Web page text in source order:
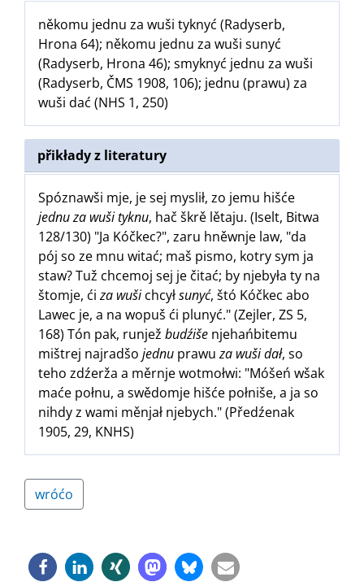
někomu jednu za wuši tyknyć (Radyserb,
Hrona 64); někomu jednu za wuši sunyć
(Radyserb, Hrona 46); smyknyć jednu za wuši
(Radyserb, ČMS 1908, 106); jednu (prawu) za
wuši dać (NHS 1, 250)
přikłady z literatury
Spóznawši mje, je sej myslił, zo jemu hišće
jednu za wuši tyknu, hač škrě lětaju. (Iselt, Bitwa
128/130) "Ja Kóčkec?", zaru hněwnje law, "da
pój so ze mnu witać; maš pismo, kotry sym ja
staw? Tuž chcemoj sej je čitać; by njebyła ty na
štomje, ćiza wušichcyłsunyć, štó Kóčkec abo
Lawec je, a na wopuš ći plunyć." (Zejler, ZS 5,
168) Tón pak, runjež budźiše njehańbitemu
mištrej najradšo jednu prawuza wuši dał, so
teho zdźerža a měrnje wotmołwi: "Móšeń wšak
maće połnu, a swědomje hišće połniše, a ja so
nihdy z wami měnjał njebych." (Předźenak
1905, 29, KNHS)
wróćo